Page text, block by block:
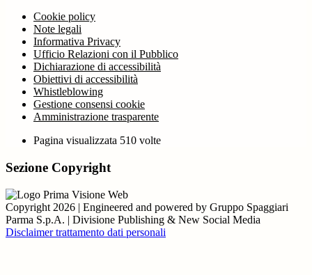
Cookie policy
Note legali
Informativa Privacy
Ufficio Relazioni con il Pubblico
Dichiarazione di accessibilità
Obiettivi di accessibilità
Whistleblowing
Gestione consensi cookie
Amministrazione trasparente
Pagina visualizzata 510 volte
Sezione Copyright
Copyright 2026 | Engineered and powered by Gruppo Spaggiari
Parma S.p.A. | Divisione Publishing & New Social Media
Disclaimer trattamento dati personali